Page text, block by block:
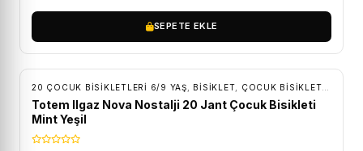
SEPETE EKLE
20 ÇOCUK BISIKLETLERI 6/9 YAŞ BİSİKLET ÇOCUK BISIKLETLERI
Totem Ilgaz Nova Nostalji 20 Jant Çocuk Bisikleti
Mint Yeşil